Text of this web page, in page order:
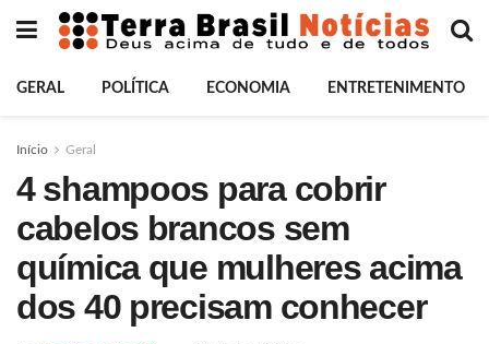
GERAL POLÍTICA ECONOMIA ENTRETENIMENTO
Início Geral
4 shampoos para cobrir
cabelos brancos sem
química que mulheres acima
dos 40 precisam conhecer